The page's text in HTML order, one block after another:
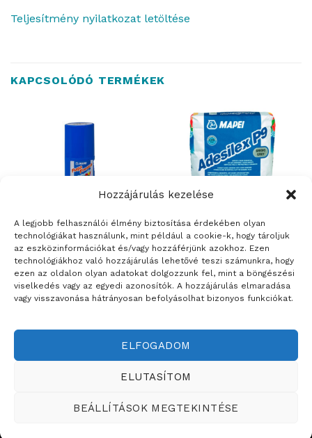
Hozzájárulás kezelése
A legjobb felhasználói élmény biztosítása érdekében olyan
technológiákat használunk, mint például a cookie-k, hogy tároljuk
az eszközinformációkat és/vagy hozzáférjünk azokhoz. Ezen
technológiákhoz való hozzájárulás lehetővé teszi számunkra, hogy
ezen az oldalon olyan adatokat dolgozzunk fel, mint a böngészési
viselkedés vagy az egyedi azonosítók. A hozzájárulás elmaradása
vagy visszavonása hátrányosan befolyásolhat bizonyos funkciókat.
ELFOGADOM
ELUTASÍTOM
BEÁLLÍTÁSOK MEGTEKINTÉSE
Teljesítmény nyilatkozat letöltése
KAPCSOLÓDÓ TERMÉKEK
BURKOLATRAGASZTÓK ÉS FUGÁZÓK
Mapei Fuga Fresca – polimer
alapú festék a cementkötésű
fugák színének
felfrissítéséhez, illetve a
ÉPÍTŐANYAGOK
Mapei Adesilex P9 – fokozott
terhelhetőségű,
lecsúszásmentes, flexibilis
csemperagasztó
Weboldalt készítette:
ÉRTÉKESÍTÉSI TERÜLETEINK